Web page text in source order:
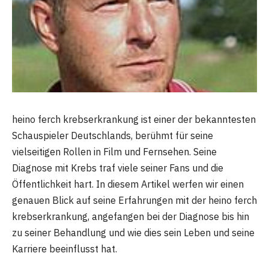
heino ferch krebserkrankung ist einer der bekanntesten
Schauspieler Deutschlands, berühmt für seine
vielseitigen Rollen in Film und Fernsehen. Seine
Diagnose mit Krebs traf viele seiner Fans und die
Öffentlichkeit hart. In diesem Artikel werfen wir einen
genauen Blick auf seine Erfahrungen mit der heino ferch
krebserkrankung, angefangen bei der Diagnose bis hin
zu seiner Behandlung und wie dies sein Leben und seine
Karriere beeinflusst hat.